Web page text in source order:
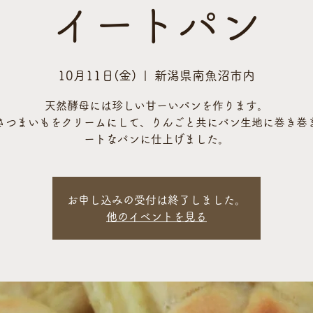
イートパン
10月11日(金) 新潟県南魚沼市内
天然酵母には珍しい甘ーいパンを作ります。
つまいもをクリームにして、りんごと共にパン生地に巻き巻
ートなパンに仕上げました。
お申し込みの受付は終了しました。
他のイベントを見る